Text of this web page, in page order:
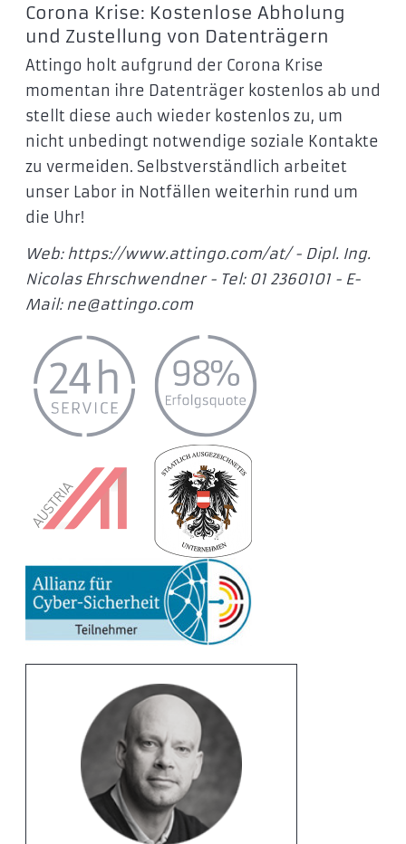
Corona Krise: Kostenlose Abholung
und Zustellung von Datenträgern
Attingo holt aufgrund der Corona Krise
momentan ihre Datenträger kostenlos ab und
stellt diese auch wieder kostenlos zu, um
nicht unbedingt notwendige soziale Kontakte
zu vermeiden. Selbstverständlich arbeitet
unser Labor in Notfällen weiterhin rund um
die Uhr!
Web: https://www.attingo.com/at/ - Dipl. Ing.
Nicolas Ehrschwendner - Tel: 01 2360101 - E-
Mail: ne@attingo.com